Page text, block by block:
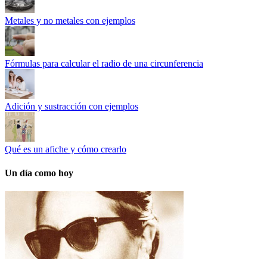
Metales y no metales con ejemplos
Fórmulas para calcular el radio de una circunferencia
Adición y sustracción con ejemplos
Qué es un afiche y cómo crearlo
Un día como hoy